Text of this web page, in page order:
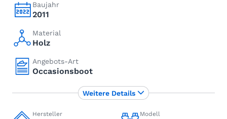
Baujahr
2011
Material
Holz
Angebots-Art
Occasionsboot
Hersteller Modell
Weitere Details